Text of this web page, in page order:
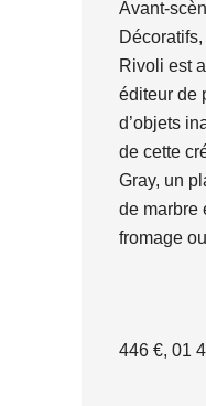
Avant-
Rivoli est
éditeur de
d’objets
de cette
Gray, un
de marbre
fromage
446 €, 01